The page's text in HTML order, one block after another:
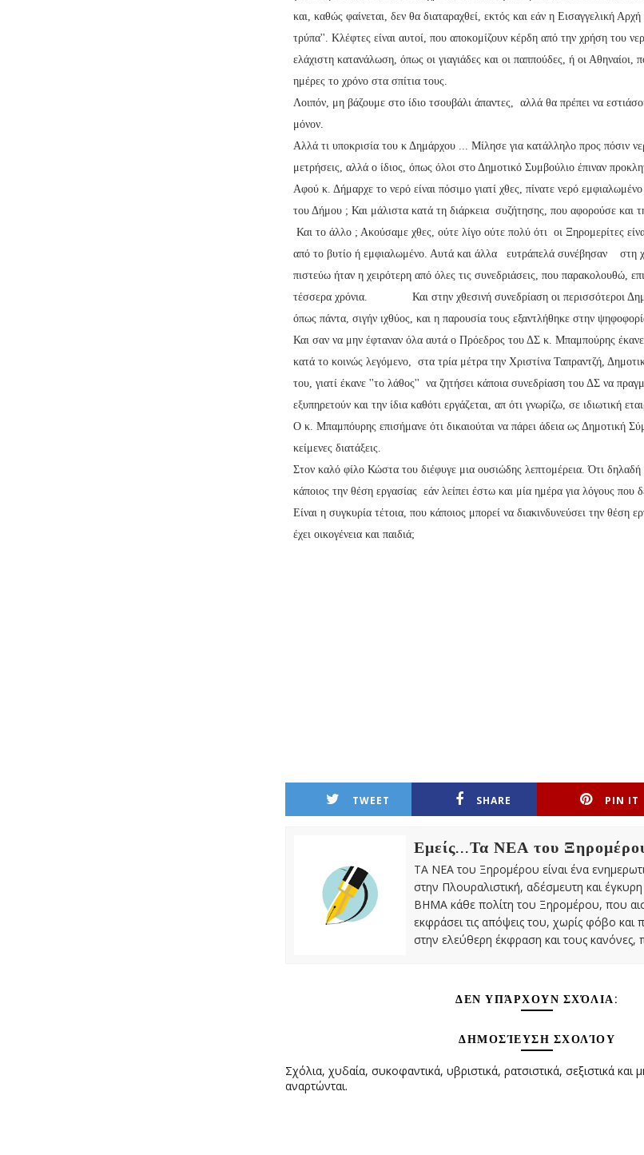
και, καθώς φαίνεται, δεν θα διαταραχθεί, εκτός και εάν η Εισαγγελική
τρύπα''. Κλέφτες είναι αυτοί, που αποκομίζουν κέρδη από την χρήση του
ελάχιστη κατανάλωση, όπως οι γιαγιάδες και οι παππούδες, ή οι Αθηναίοι,
ημέρες το χρόνο στα σπίτια τους.
Λοιπόν, μη βάζουμε στο ίδιο τσουβάλι άπαντες, αλλά θα πρέπει να
μόνον.
Αλλά τι υποκρισία του κ Δημάρχου ... Μίλησε για κατάλληλο προς πόσιν
μετρήσεις, αλλά ο ίδιος, όπως όλοι στο Δημοτικό Συμβούλιο έπιναν
Αφού κ. Δήμαρχε το νερό είναι πόσιμο γιατί χθες, πίνατε νερό
του Δήμου ; Και μάλιστα κατά τη διάρκεια συζήτησης, που αφορούσε και
Και το άλλο ; Ακούσαμε χθες, ούτε λίγο ούτε πολύ ότι οι Ξηρομερίτες
από το βυτίο ή εμφιαλωμένο. Αυτά και άλλα ευτράπελά συνέβησαν στη
πιστεύω ήταν η χειρότερη από όλες τις συνεδριάσεις, που παρακολουθώ,
τέσσερα χρόνια. Και στην χθεσινή συνεδρίαση οι περισσότεροι
όπως πάντα, σιγήν ιχθύος, και η παρουσία τους εξαντλήθηκε στην
Και σαν να μην έφταναν όλα αυτά ο Πρόεδρος του ΔΣ κ. Μπαμπούρης
κατά το κοινώς λεγόμενο, στα τρία μέτρα την Χριστίνα Ταπραντζή,
του, γιατί έκανε ''το λάθος'' να ζητήσει κάποια συνεδρίαση του ΔΣ να
εξυπηρετούν και την ίδια καθότι εργάζεται, απ ότι γνωρίζω, σε ιδιωτική
Ο κ. Μπαμπόυρης επισήμανε ότι δικαιούται να πάρει άδεια ως Δημοτική
κείμενες διατάξεις.
Στον καλό φίλο Κώστα του διέφυγε μια ουσιώδης λεπτομέρεια. Ότι δηλαδή
κάποιος την θέση εργασίας εάν λείπει έστω και μία ημέρα για λόγους που
Είναι η συγκυρία τέτοια, που κάποιος μπορεί να διακινδυνεύσει την θέση
έχει οικογένεια και παιδιά;
TWEET SHARE PIN IT
Εμείς...Τα ΝΕΑ του
ΤΑ ΝΕΑ του Ξηρομέρου είναι ένα
στην Πλουραλιστική, αδέσμευτη και
ΒΗΜΑ κάθε πολίτη του Ξηρομέρου, που
εκφράσει τις απόψεις του, χωρίς φόβο
στην ελεύθερη έκφραση και τους κανόνες,
ΔΕΝ ΥΠΆΡΧΟΥΝ ΣΧΌΛΙΑ:
ΔΗΜΟΣΊΕΥΣΗ ΣΧΟΛΊΟΥ
Σχόλια, χυδαία, συκοφαντικά, υβριστικά, ρατσιστικά, σεξιστικά και
αναρτώνται.